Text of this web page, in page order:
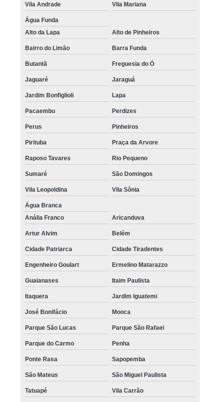
Vila Andrade Vila Mariana
Água Funda
Alto da Lapa
Alto de Pinheiros
Bairro do Limão Barra Funda
Butantã Freguesia do Ó
Jaguaré Jaraguá
Jardim Bonfiglioli Lapa
Pacaembu Perdizes
Perus Pinheiros
Pirituba Praça da Arvore
Raposo Tavares Rio Pequeno
Sumaré São Domingos
Vila Leopoldina Vila Sônia
Água Branca
Anália Franco
Aricanduva
Artur Alvim Belém
Cidade Patriarca Cidade Tiradentes
Engenheiro Goulart Ermelino Matarazzo
Guaianases Itaim Paulista
Itaquera Jardim Iguatemi
José Bonifácio Mooca
Parque São Lucas Parque São Rafael
Parque do Carmo Penha
Ponte Rasa Sapopemba
São Mateus São Miguel Paulista
Tatuapé Vila Carrão